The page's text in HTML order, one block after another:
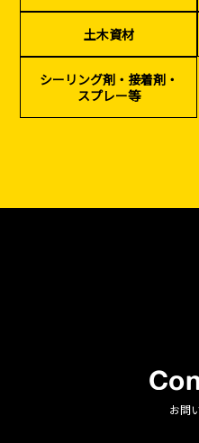
季節商材
土木資材
シーリング剤・接着剤・
スプレー等
お問